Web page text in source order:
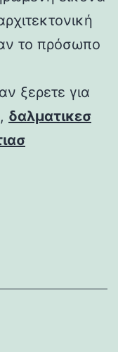
το πρόσωπο
ξερετε για
, δαλματικεσ